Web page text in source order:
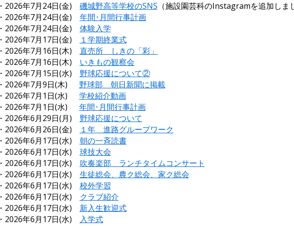
・2026年7月24日(金) 磯城野高等学校のSNS （施設園芸科のInstagramを追加しま
・2026年7月24日(金) 年間･月間行事計画
・2026年7月24日(金) 体験入学
・2026年7月17日(金)
１学期終業式
・2026年7月16日(木) 直売所 しきの「彩」
・2026年7月16日(木) いきもの観察会
・2026年7月15日(水) 野球応援について②
・2026年7月9日(木) 野球部 朝日新聞に掲載
・2026年7月1日(水) 学校紹介動画
・2026年7月1日(水) 年間･月間行事計画
・2026年6月29日(月) 野球応援について
・2026年6月26日(金)
１年 進路グループワーク
・2026年6月17日(水) 朝の一斉読書
・2026年6月17日(水) 球技大会
・2026年6月17日(水) 吹奏楽部 ランチタイムコンサート
・2026年6月17日(水) 生徒総会、農ク総会、家ク総会
・2026年6月17日(水) 校外学習
・2026年6月17日(水)
クラブ紹介
・2026年6月17日(水) 新入生歓迎式
・2026年6月17日(水)
入学式